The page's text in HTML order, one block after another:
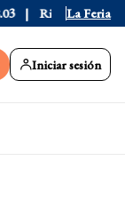
Riesgo País 408
La Feria
Iniciar sesión